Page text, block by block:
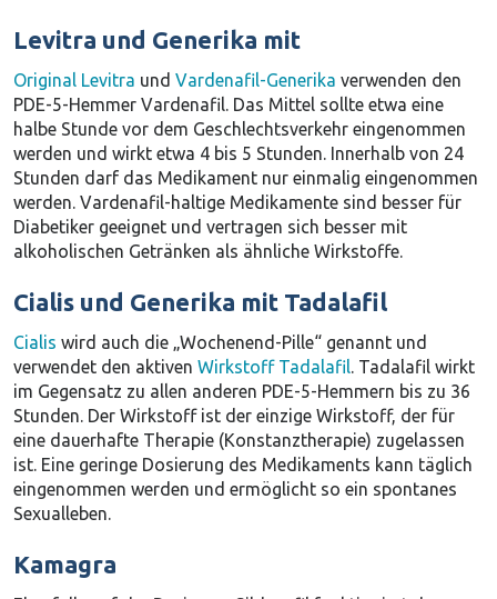
Levitra und Generika mit
Original Levitra und Vardenafil-Generika verwenden den
PDE-5-Hemmer Vardenafil. Das Mittel sollte etwa eine
halbe Stunde vor dem Geschlechtsverkehr eingenommen
werden und wirkt etwa 4 bis 5 Stunden. Innerhalb von 24
Stunden darf das Medikament nur einmalig eingenommen
werden. Vardenafil-haltige Medikamente sind besser für
Diabetiker geeignet und vertragen sich besser mit
alkoholischen Getränken als ähnliche Wirkstoffe.
Cialis und Generika mit Tadalafil
Cialis wird auch die „Wochenend-Pille“ genannt und
verwendet den aktiven Wirkstoff Tadalafil. Tadalafil wirkt
im Gegensatz zu allen anderen PDE-5-Hemmern bis zu 36
Stunden. Der Wirkstoff ist der einzige Wirkstoff, der für
eine dauerhafte Therapie (Konstanztherapie) zugelassen
ist. Eine geringe Dosierung des Medikaments kann täglich
eingenommen werden und ermöglicht so ein spontanes
Sexualleben.
Kamagra